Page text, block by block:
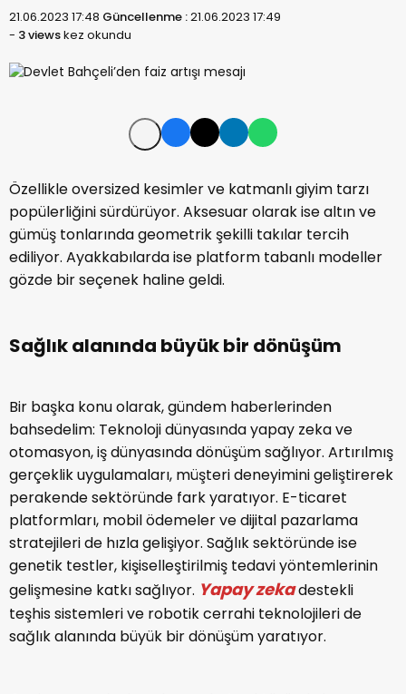
21.06.2023 17:48 Güncellenme :21.06.2023 17:49
- 3 viewskez okundu
Özellikle oversized kesimler ve katmanlı giyim tarzı
popülerliğini sürdürüyor. Aksesuar olarak ise altın ve
gümüş tonlarında geometrik şekilli takılar tercih
ediliyor. Ayakkabılarda ise platform tabanlı modeller
gözde bir seçenek haline geldi.
Sağlık alanında büyük bir dönüşüm
Bir başka konu olarak, gündem haberlerinden
bahsedelim: Teknoloji dünyasında yapay zeka ve
otomasyon, iş dünyasında dönüşüm sağlıyor. Artırılmış
gerçeklik uygulamaları, müşteri deneyimini geliştirerek
perakende sektöründe fark yaratıyor. E-ticaret
platformları, mobil ödemeler ve dijital pazarlama
stratejileri de hızla gelişiyor. Sağlık sektöründe ise
genetik testler, kişiselleştirilmiş tedavi yöntemlerinin
gelişmesine katkı sağlıyor. Yapay zekadestekli
teşhis sistemleri ve robotik cerrahi teknolojileri de
sağlık alanında büyük bir dönüşüm yaratıyor.